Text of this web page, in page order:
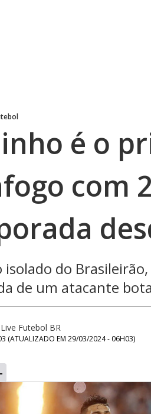
é o
com
do
de um atacante
Futebol BR
(ATUALIZADO EM 29/03/2024 - 06H03)